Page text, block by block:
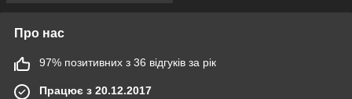
Про нас
97% позитивних з 36 відгуків за рік
Працює з 20.12.2017